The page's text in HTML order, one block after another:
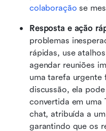
colaboração se
Resposta e ação
problemas
rápidas, use
agendar reuniões
uma tarefa urgente
discussão, ela
convertida em uma
chat, atribuída a
garantindo que os